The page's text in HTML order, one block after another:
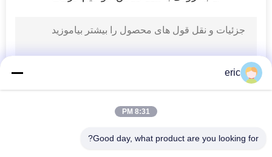
ورق آلومینیوم آنودایز
شده
73
eric
8:31 PM
Good day, what product are you looking for?